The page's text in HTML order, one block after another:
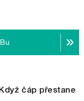
čáp přestane